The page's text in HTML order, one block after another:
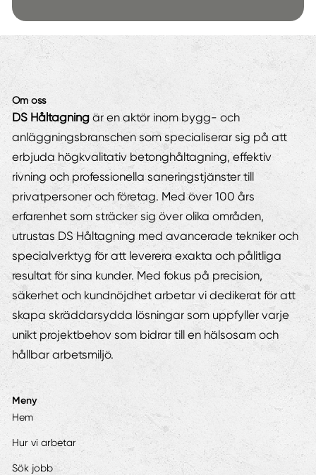
Om oss
DS Håltagningär en aktör inom bygg- och
anläggningsbranschen som specialiserar sig på att
erbjuda högkvalitativ betonghåltagning, effektiv
rivning och professionella saneringstjänster till
privatpersoner och företag. Med över 100 års
erfarenhet som sträcker sig över olika områden,
utrustas DS Håltagning med avancerade tekniker och
specialverktyg för att leverera exakta och pålitliga
resultat för sina kunder. Med fokus på precision,
säkerhet och kundnöjdhet arbetar vi dedikerat för att
skapa skräddarsydda lösningar som uppfyller varje
unikt projektbehov som bidrar till en hälsosam och
hållbar arbetsmiljö.
Meny
Hem
Hur vi arbetar
Sök jobb